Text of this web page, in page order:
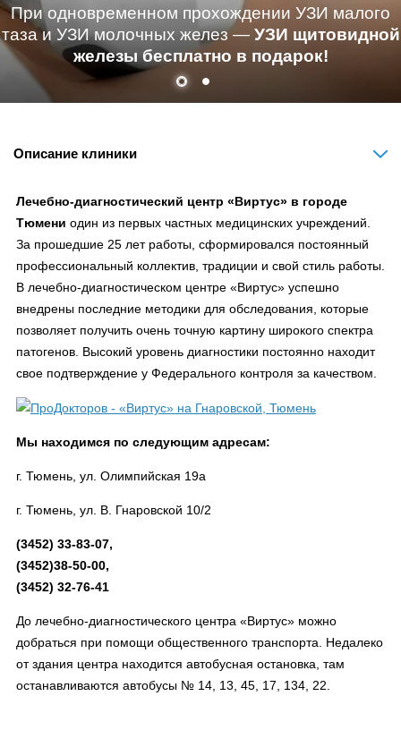
При одновременном прохождении УЗИ малого
таза и УЗИ молочных желез — УЗИ щитовидной
железы бесплатно в подарок!
Описание клиники
Лечебно-диагностический центр «Виртус» в городе
Тюмени один из первых частных медицинских учреждений.
За прошедшие 25 лет работы, сформировался постоянный
профессиональный коллектив, традиции и свой стиль работы.
В лечебно-диагностическом центре «Виртус» успешно
внедрены последние методики для обследования, которые
позволяет получить очень точную картину широкого спектра
патогенов. Высокий уровень диагностики постоянно находит
свое подтверждение у Федерального контроля за качеством.
Мы находимся по следующим адресам:
г. Тюмень, ул. Олимпийская 19а
г. Тюмень, ул. В. Гнаровской 10/2
(3452) 33-83-07,
(3452)38-50-00,
(3452) 32-76-41
До лечебно-диагностического центра «Виртус» можно
добраться при помощи общественного транспорта. Недалеко
от здания центра находится автобусная остановка, там
останавливаются автобусы № 14, 13, 45, 17, 134, 22.